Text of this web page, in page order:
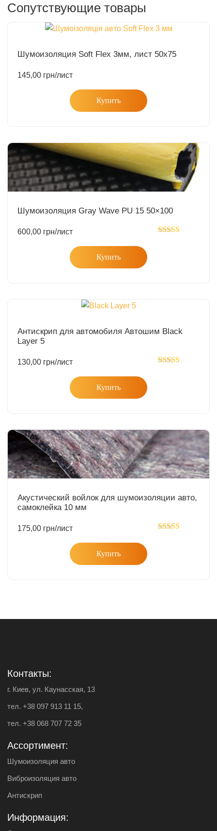
Сопутствующие товары
Шумоизоляция Soft Flex 3мм, лист 50х75
145,00 грн/лист
Купить
Шумоизоляция Gray Wave PU 15 50×100
600,00 грн/лист
Купить
Антискрип для автомобиля Автошим Black
Layer 5
130,00 грн/лист
Купить
Акустический войлок для шумоизоляции авто,
самоклейка 10 мм
175,00 грн/лист
Купить
Контакты:
г. Киев, ул. Каунасская, 13
тел. +38 097 913 11 15,
тел. +38 068 707 72 35
Ассортимент:
Шумоизоляция авто
Виброизоляция авто
Антискрип
Информация: